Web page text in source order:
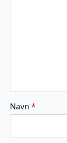
Navn *